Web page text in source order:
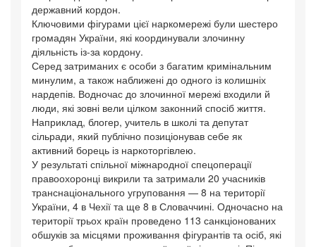
державний кордон.
Ключовими фігурами цієї наркомережі були шестеро
громадян України, які координували злочинну
діяльність із-за кордону.
Серед затриманих є особи з багатим кримінальним
минулим, а також наближені до одного із колишніх
нардепів. Водночас до злочинної мережі входили й
люди, які зовні вели цілком законний спосіб життя.
Наприклад, блогер, учитель в школі та депутат
сільради, який публічно позиціонував себе як
активний борець із наркоторгівлею.
У результаті спільної міжнародної спецоперації
правоохоронці викрили та затримали 20 учасників
транснаціонального угруповання — 8 на території
України, 4 в Чехії та ще 8 в Словаччині. Одночасно на
території трьох країн проведено 113 санкціонованих
обшуків за місцями проживання фігурантів та осіб, які